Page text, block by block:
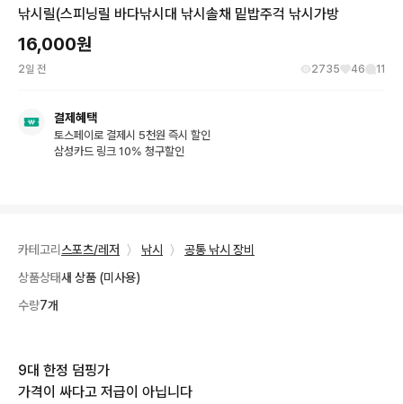
낚시릴(스피닝릴 바다낚시대 낚시솔채 밑밥주걱 낚시가방
16,000원
2일 전 2735 46 11
결제혜택
토스페이로 결제시 5천원 즉시 할인
삼성카드 링크 10% 청구할인
카테고리 스포츠/레저 〉 낚시 〉
공통 낚시 장비
상품상태새 상품 (미사용)
수량7개
9대 한정 덤핑가
가격이 싸다고 저급이 아닙니다